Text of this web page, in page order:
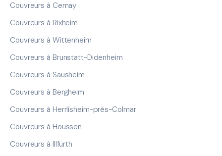
Couvreurs à Cernay
Couvreurs à Rixheim
Couvreurs à Wittenheim
Couvreurs à Brunstatt-Didenheim
Couvreurs à Sausheim
Couvreurs à Bergheim
Couvreurs à Herrlisheim-près-Colmar
Couvreurs à Houssen
Couvreurs à Illfurth